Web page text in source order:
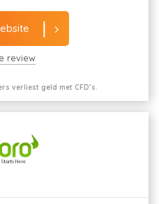
review
verliest geld met CFD’s.